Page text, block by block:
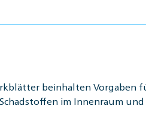
beinhalten Vorgaben
im Innenraum